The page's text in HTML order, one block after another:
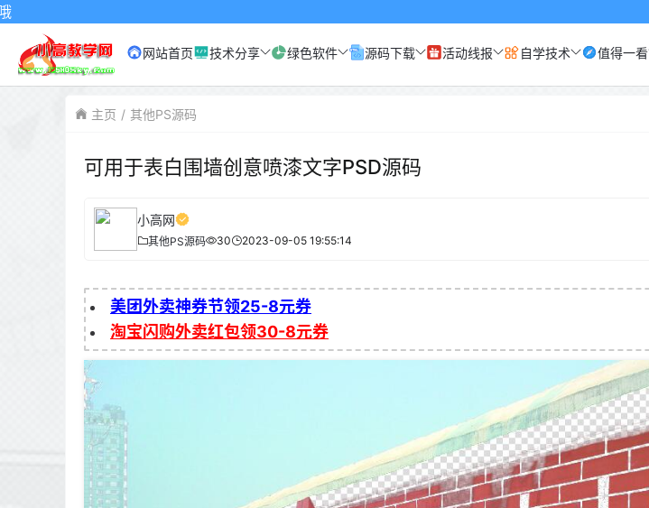
网站首页 技术分享 绿色软件 源码下载 活动线报 自学技术 值得一看
主页 其他PS源码
可用于表白围墙创意喷漆文字PSD源码
小高网
其他PS源码 30 2023-09-05 19:55:14
美团外卖神券节领25-8元券
淘宝闪购外卖红包领30-8元券